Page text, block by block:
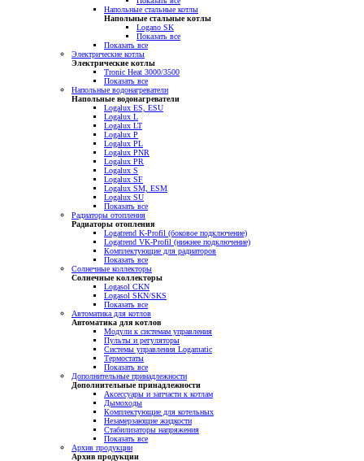
Напольные стальные котлы
Напольные стальные котлы
Logano SK
Показать все
Показать все
Электрические котлы
Электрические котлы
Tronic Heat 3000/3500
Показать все
Напольные водонагреватели
Напольные водонагреватели
Logalux ES, ESU
Logalux L
Logalux LT
Logalux P
Logalux PL
Logalux PNR
Logalux PR
Logalux S
Logalux SF
Logalux SM, ESM
Logalux SU
Показать все
Радиаторы отопления
Радиаторы отопления
Logatrend K-Profil (боковое подключение)
Logatrend VK-Profil (нижнее подключение)
Комплектующие для радиаторов
Показать все
Солнечные коллекторы
Солнечные коллекторы
Logasol CKN
Logasol SKN/SKS
Показать все
Автоматика для котлов
Автоматика для котлов
Модули к системам управления
Пульты и регуляторы
Системы управления Logamatic
Термостаты
Показать все
Дополнительные принадлежности
Дополнительные принадлежности
Аксессуары и запчасти к котлам
Дымоходы
Комплектующие для котельных
Незамерзающие жидкости
Стабилизаторы напряжения
Показать все
Архив продукции
Архив продукции